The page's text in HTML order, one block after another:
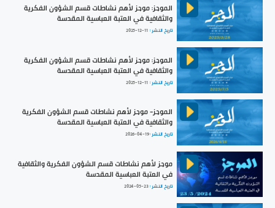
الموجز: موجز لأهم نشاطات قسم الشؤون الفكرية
والثقافية في العتبة العباسية المقدسة
تاريخ النشر : 2025-12-11
الموجز: موجز لأهم نشاطات قسم الشؤون الفكرية
والثقافية في العتبة العباسية المقدسة
تاريخ النشر : 2025-12-11
الموجز- موجز لأهم نشاطات قسم الشؤون الفكرية
والثقافية في العتبة العباسية المقدسة
تاريخ النشر :2026-04-19
موجز لأهم نشاطات قسم الشؤون الفكرية والثقافية
في العتبة العباسية المقدسة
تاريخ النشر :2024-05-23